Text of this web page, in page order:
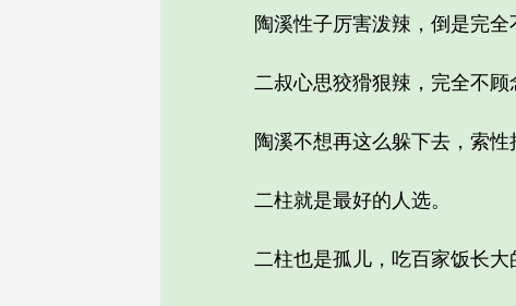
陶溪性子厉害泼辣，倒是完全
二叔心思狡猾狠辣，完全不顾
陶溪不想再这么躲下去，索性
二柱就是最好的人选。
二柱也是孤儿，吃百家饭长大